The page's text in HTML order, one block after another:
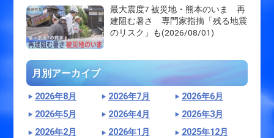
最大震度7 被災地・熊本のいま 再
建阻む暑さ 専門家指摘「残る地震
のリスク」も(2026/08/01)
月別アーカイブ
2026年8月 2026年7月
2026年6月
2026年5月
2026年4月
2026年3月
2026年2月
2026年1月
2025年12月